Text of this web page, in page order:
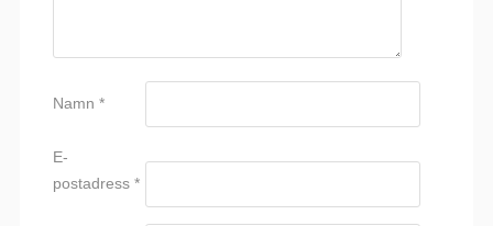
Namn *
E-
postadress *